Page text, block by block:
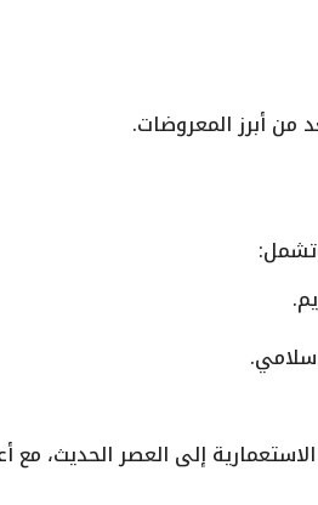
من أبرز المعروضات.
إلى العصر الحديث، مع